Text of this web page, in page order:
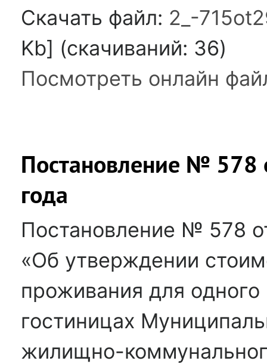
Скачать файл: 2_-
Kb] (cкачиваний: 36)
Посмотреть онлайн
Постановление № 578
года
Постановление № 578
«Об утверждении
проживания для
гостиницах
жилищно-